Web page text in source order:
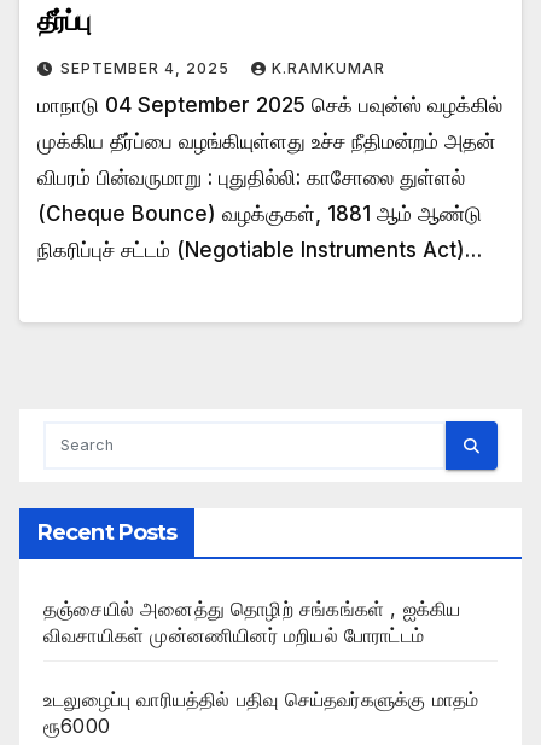
தீர்ப்பு
SEPTEMBER 4, 2025 K.RAMKUMAR
மாநாடு 04 September 2025 செக் பவுன்ஸ் வழக்கில்
முக்கிய தீர்ப்பை வழங்கியுள்ளது உச்ச நீதிமன்றம் அதன்
விபரம் பின்வருமாறு : புதுதில்லி: காசோலை துள்ளல்
(Cheque Bounce) வழக்குகள், 1881 ஆம் ஆண்டு
நிகரிப்புச் சட்டம் (Negotiable Instruments Act)…
Recent Posts
தஞ்சையில் அனைத்து தொழிற் சங்கங்கள் , ஐக்கிய
விவசாயிகள் முன்னணியினர் மறியல் போராட்டம்
உடலுழைப்பு வாரியத்தில் பதிவு செய்தவர்களுக்கு மாதம்
ரூ6000